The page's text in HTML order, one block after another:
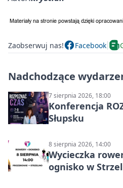
Zaobserwuj nas! Facebook
Nadchodzące
7 sierpnia 2026, 18:00
Konferencja
Słupsku
8 sierpnia 2026, 14:00
Wycieczka
ognisko w